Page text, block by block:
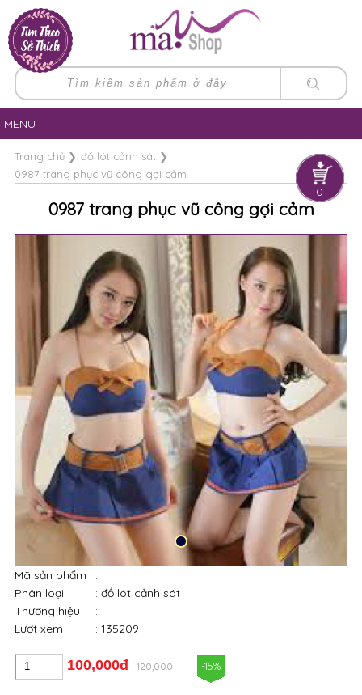
0
MENU
Trang chủ❯ đồ lót cảnh sát❯
0987 trang phục vũ công gợi cảm
0987 trang phục vũ công gợi cảm
Mã sản phẩm
:
Phân loại
: đồ lót cảnh sát
Thương hiệu
:
Lượt xem
: 135209
100,000đ 120,000 -15%